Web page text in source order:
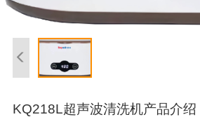
KQ218L超声波清洗机产品介绍